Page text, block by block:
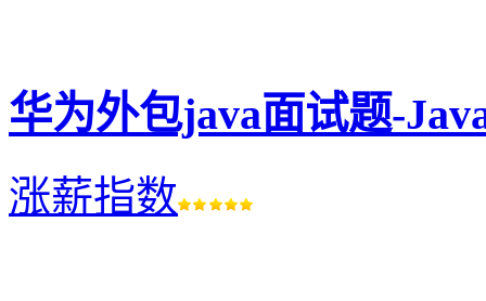
华为外包java面试题-
涨薪指数